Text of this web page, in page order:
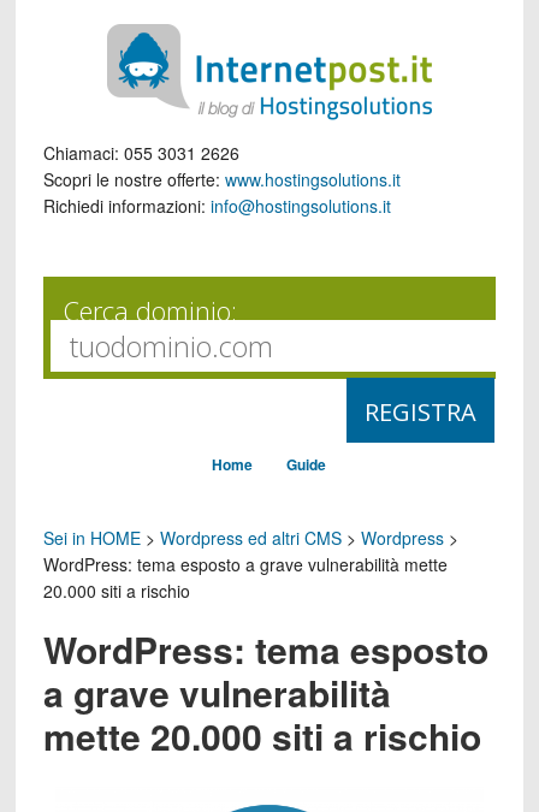
Chiamaci: 055 3031 2626
Scopri le nostre offerte: www.hostingsolutions.it
Richiedi informazioni: info@hostingsolutions.it
Cerca dominio:
Home Guide
Sei in HOME> Wordpress ed altri CMS> Wordpress>
WordPress: tema esposto a grave vulnerabilità mette
20.000 siti a rischio
WordPress: tema esposto
a grave vulnerabilità
mette 20.000 siti a rischio